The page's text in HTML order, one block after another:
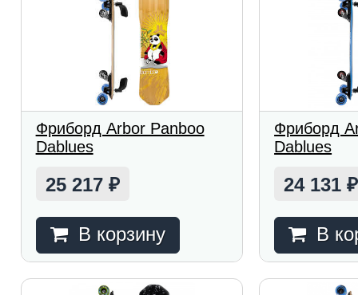
Фриборд Arbor Panboo
Dablues
25 217 ₽
В корзину
Фриборд
Dablues
24 131₽
В